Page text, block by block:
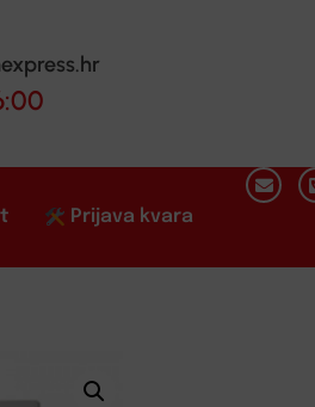
Prijava kvara